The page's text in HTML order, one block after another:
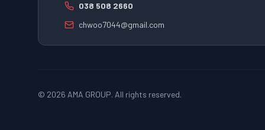
038 508 2660
chwoo7044@gmail.com
© 2026 AMA GROUP. All rights reserved.